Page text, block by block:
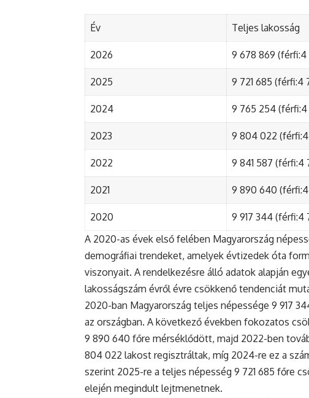
Év Teljes lakosság
2026 9 678 869 (férfi:4
2025 9 721 685 (férfi:4
2024 9 765 254 (férfi:4
2023 9 804 022
2022 9 841 587 (férfi:4
2021 9 890 640 (férfi:4
2020
9 917 344 (férfi:4
A 2020-as évek első felében Magyarország
demográfiai trendeket, amelyek évtizedek óta
viszonyait. A rendelkezésre álló adatok alapján
lakosságszám évről évre csökkenő tendenciát
2020-ban Magyarország teljes népessége 9 917
az országban. A következő években fokozatos
9 890 640 főre mérséklődött, majd 2022-ben
804 022 lakost regisztráltak, míg 2024-re ez a
szerint 2025-re a teljes népesség 9 721 685 főre
elején megindult lejtmenetnek.